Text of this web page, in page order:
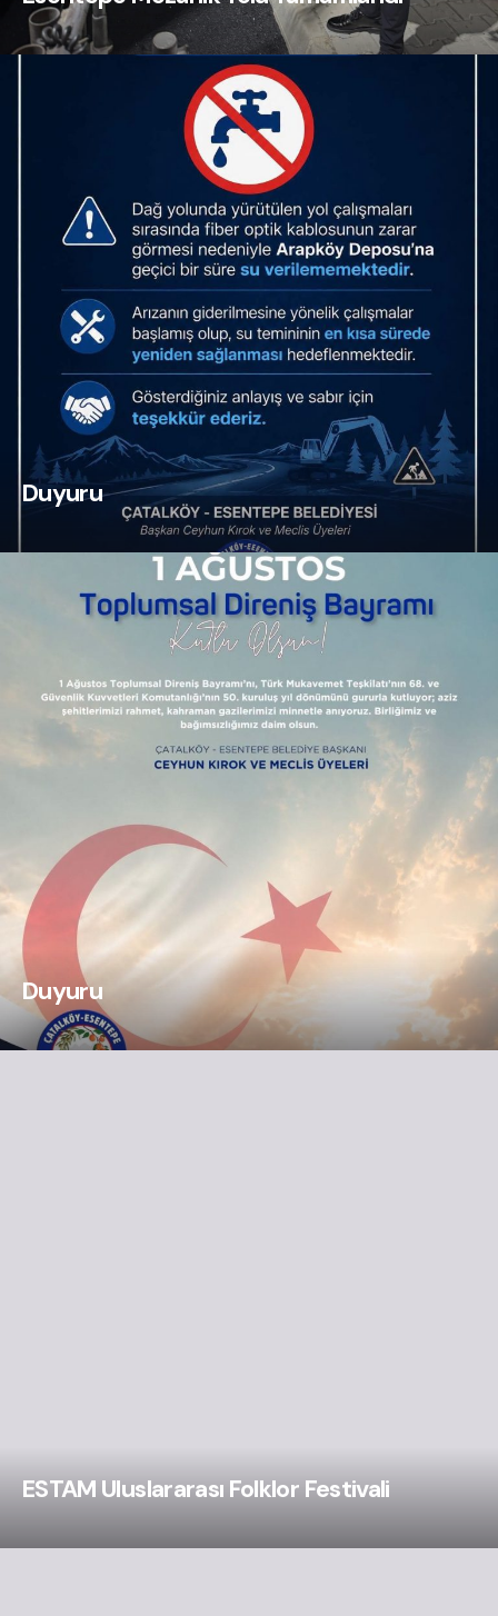
Duyuru
Duyuru
ESTAM Uluslararası Folklor Festivali